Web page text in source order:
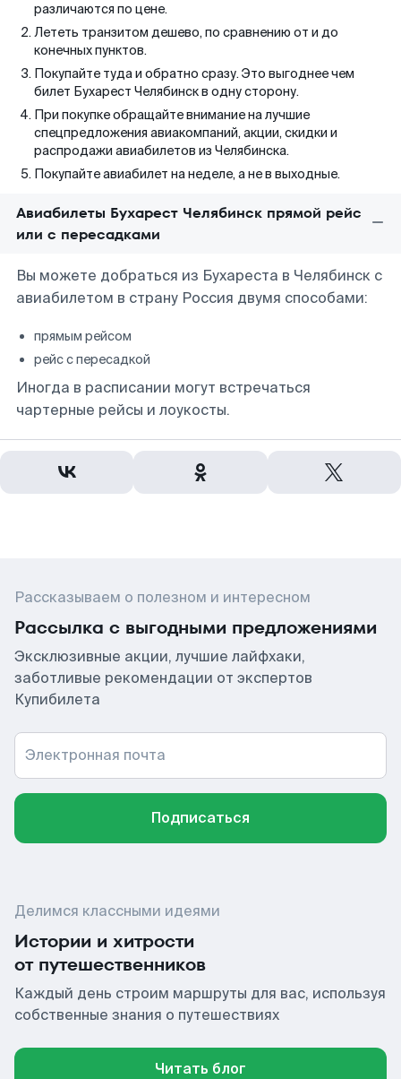
различаются по цене.
Лететь транзитом дешево, по сравнению от и до
конечных пунктов.
Покупайте туда и обратно сразу. Это выгоднее чем
билет Бухарест Челябинск в одну сторону.
При покупке обращайте внимание на лучшие
спецпредложения авиакомпаний, акции, скидки и
распродажи авиабилетов из Челябинска.
Покупайте авиабилет на неделе, а не в выходные.
Авиабилеты Бухарест Челябинск прямой рейс
или с пересадками
Вы можете добраться из Бухареста в Челябинск с
авиабилетом в страну Россия двумя способами:
прямым рейсом
рейс с пересадкой
Иногда в расписании могут встречаться
чартерные рейсы и лоукосты.
Рассказываем о полезном и интересном
Рассылка с выгодными предложениями
Эксклюзивные акции, лучшие лайфхаки,
заботливые рекомендации от экспертов
Купибилета
Электронная почта
Подписаться
Делимся классными идеями
Истории и хитрости
от путешественников
Каждый день строим маршруты для вас, используя
собственные знания о путешествиях
Читать блог